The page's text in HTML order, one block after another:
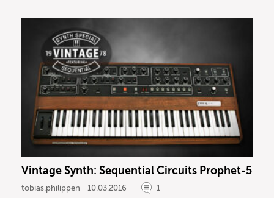
Vintage Synth: Sequential Circuits Prophet-5
tobias.philippen 10.03.2016 1